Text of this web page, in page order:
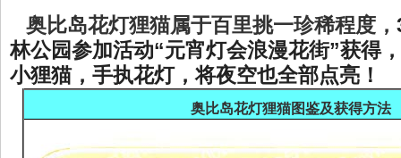
奥比岛花灯狸猫属于百里挑一珍稀程度，
林公园参加活动“元宵灯会浪漫花街”获得
小狸猫，手执花灯，将夜空也全部点亮！
奥比岛花灯狸猫图鉴及获得方法